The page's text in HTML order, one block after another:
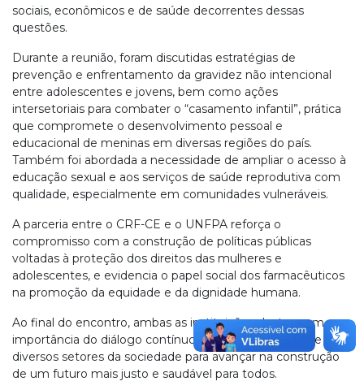
sociais, econômicos e de saúde decorrentes dessas
questões.
Durante a reunião, foram discutidas estratégias de
prevenção e enfrentamento da gravidez não intencional
entre adolescentes e jovens, bem como ações
intersetoriais para combater o “casamento infantil”, prática
que compromete o desenvolvimento pessoal e
educacional de meninas em diversas regiões do país.
Também foi abordada a necessidade de ampliar o acesso à
educação sexual e aos serviços de saúde reprodutiva com
qualidade, especialmente em comunidades vulneráveis.
A parceria entre o CRF-CE e o UNFPA reforça o
compromisso com a construção de políticas públicas
voltadas à proteção dos direitos das mulheres e
adolescentes, e evidencia o papel social dos farmacêuticos
na promoção da equidade e da dignidade humana.
Ao final do encontro, ambas as instituições destacaram a
importância do diálogo contínuo e da articulação entre os
diversos setores da sociedade para avançar na construção
de um futuro mais justo e saudável para todos.